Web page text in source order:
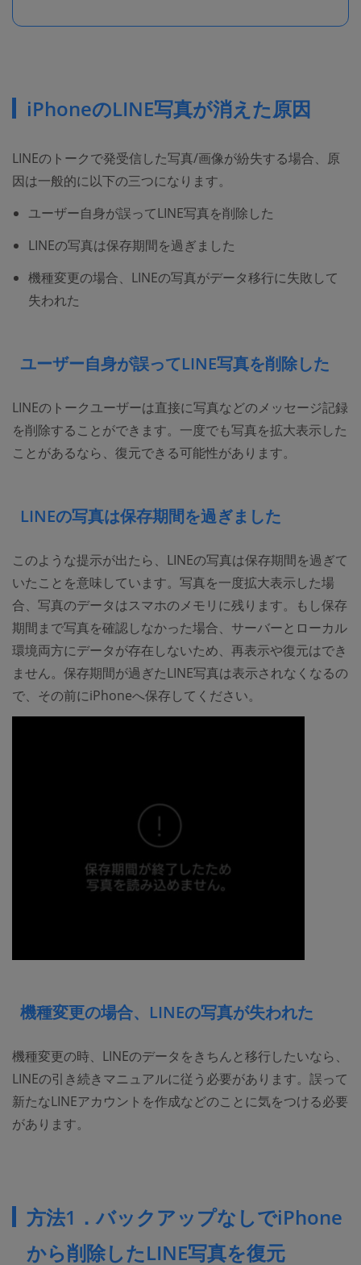
iPhoneのLINE写真が消えた原因
LINEのトークで発受信した写真/画像が紛失する場合、原
因は一般的に以下の三つになります。
ユーザー自身が誤ってLINE写真を削除した
LINEの写真は保存期間を過ぎました
機種変更の場合、LINEの写真がデータ移行に失敗して
失われた
ユーザー自身が誤ってLINE写真を削除した
LINEのトークユーザーは直接に写真などのメッセージ記録
を削除することができます。一度でも写真を拡大表示した
ことがあるなら、復元できる可能性があります。
LINEの写真は保存期間を過ぎました
このような提示が出たら、LINEの写真は保存期間を過ぎて
いたことを意味しています。写真を一度拡大表示した場
合、写真のデータはスマホのメモリに残ります。もし保存
期間まで写真を確認しなかった場合、サーバーとローカル
環境両方にデータが存在しないため、再表示や復元はでき
ません。保存期間が過ぎたLINE写真は表示されなくなるの
で、その前にiPhoneへ保存してください。
機種変更の場合、LINEの写真が失われた
機種変更の時、LINEのデータをきちんと移行したいなら、
LINEの引き続きマニュアルに従う必要があります。誤って
新たなLINEアカウントを作成などのことに気をつける必要
があります。
方法1．バックアップなしでiPhone
から削除したLINE写真を復元